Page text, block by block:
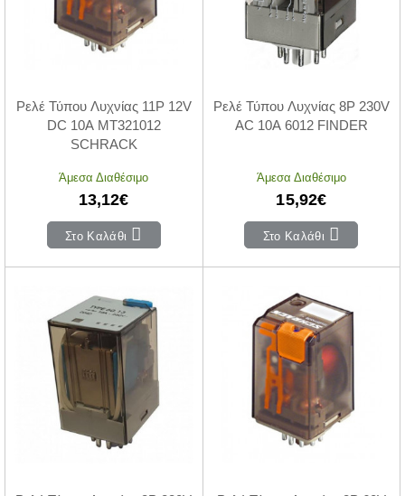
Ρελέ Τύπου Λυχνίας 11P 12V
DC 10A MT321012
SCHRACK
Άμεσα Διαθέσιμο
13,12€
Στο Καλάθι
Ρελέ Τύπου Λυχνίας 8P 230V
AC 10A 6012 FINDER
Άμεσα Διαθέσιμο
15,92€
Στο Καλάθι